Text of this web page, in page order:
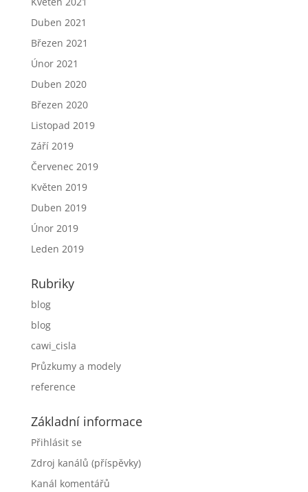
Duben 2021
Březen 2021
Únor 2021
Duben 2020
Březen 2020
Listopad 2019
Září 2019
Červenec 2019
Květen 2019
Duben 2019
Únor 2019
Leden 2019
Rubriky
blog
blog
cawi_cisla
Průzkumy a modely
reference
Základní informace
Přihlásit se
Zdroj kanálů (příspěvky)
Kanál komentářů